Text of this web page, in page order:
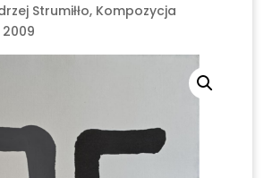
Strumiłło, Kompozycja